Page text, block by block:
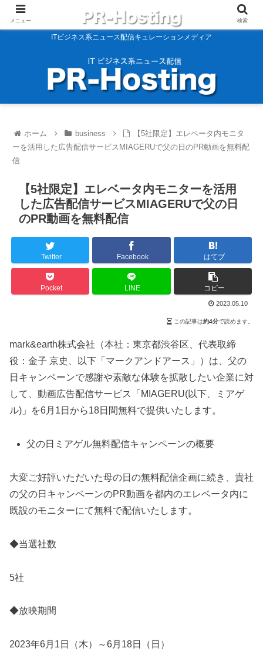
ITビジネス系ニュース配信キュレーションメディア
ホーム business
【5社限定】エレベータ内モニタ
ーを活用した広告配信サービスMIAGERUで父の日のPR動画を無料配
信
【5社限定】エレベータ内モニターを活用
した広告配信サービスMIAGERUで父の日
のPR動画を無料配信
Twitter Facebook はてブ
Pocket LINE コピー
2023.05.10
この記事は約4分で読めます。
mark&earth株式会社（本社：東京都渋谷区、代表取締
役：金子 京史、以下「マークアンドアース」）は、父の
日キャンペーンで感謝や素敵な体験を拡散したい企業に対
して、動画広告配信サービス「MIAGERU(以下、ミアゲ
ル)」を6月1日から18日間無料で提供いたします。
父の日ミアゲル無料配信キャンペーンの概要
大変ご好評いただいた母の日の無料配信企画に続き、貴社
の父の日キャンペーンのPR動画を都内のエレベータ内に
既設のモニターにて無料で配信いたします。
◆当選社数
5社
◆放映期間
2023年6月1日（木）～6月18日（日）
メニュー 検索